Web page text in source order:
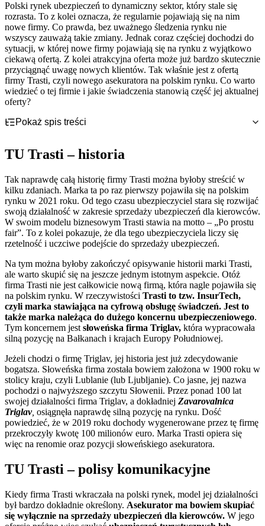
Polski rynek ubezpieczeń to dynamiczny sektor, który stale się
rozrasta. To z kolei oznacza, że regularnie pojawiają się na nim
nowe firmy. Co prawda, bez uważnego śledzenia rynku nie
wszyscy zauważą takie zmiany. Jednak coraz częściej dochodzi do
sytuacji, w której nowe firmy pojawiają się na rynku z wyjątkowo
ciekawą ofertą. Z kolei atrakcyjna oferta może już bardzo skutecznie
przyciągnąć uwagę nowych klientów. Tak właśnie jest z ofertą
firmy Trasti, czyli nowego asekuratora na polskim rynku. Co warto
wiedzieć o tej firmie i jakie świadczenia stanowią część jej aktualnej
oferty?
Pokaż spis treści
Co wyróżnia firmę Trasti?
Jak przebiega zgłoszenie i likwidacja szkody w Trasti?
Wypowiedzenie OC Trasti
TU Trasti – historia
Tak naprawdę całą historię firmy Trasti można byłoby streścić w
kilku zdaniach. Marka ta po raz pierwszy pojawiła się na polskim
rynku w 2021 roku. Od tego czasu ubezpieczyciel stara się rozwijać
swoją działalność w zakresie sprzedaży ubezpieczeń dla kierowców.
W swoim modelu biznesowym Trasti stawia na motto – „Po prostu
fair”. To z kolei pokazuje, że dla tego ubezpieczyciela liczy się
rzetelność i uczciwe podejście do sprzedaży ubezpieczeń.
Na tym można byłoby zakończyć opisywanie historii marki Trasti,
ale warto skupić się na jeszcze jednym istotnym aspekcie. Otóż
firma Trasti nie jest całkowicie nową firmą, która nagle pojawiła się
na polskim rynku. W rzeczywistości Trasti to tzw. InsurTech,
czyli marka stawiająca na cyfrową obsługę świadczeń. Jest to
także marka należąca do dużego koncernu ubezpieczeniowego.
Tym koncernem jest słoweńska firma Triglav, która wypracowała
silną pozycję na Bałkanach i krajach Europy Południowej.
Jeżeli chodzi o firmę Triglav, jej historia jest już zdecydowanie
bogatsza. Słoweńska firma została bowiem założona w 1900 roku w
stolicy kraju, czyli Lublanie (lub Ljubljanie). Co jasne, jej nazwa
pochodzi o najwyższego szczytu Słowenii. Przez ponad 100 lat
swojej działalności firma Triglav, a dokładniej Zavarovalnica
Triglav, osiągnęła naprawdę silną pozycję na rynku. Dość
powiedzieć, że w 2019 roku dochody wygenerowane przez tę firmę
przekroczyły kwotę 100 milionów euro. Marka Trasti opiera się
więc na renomie oraz pozycji słoweńskiego asekuratora.
TU Trasti – polisy komunikacyjne
Kiedy firma Trasti wkraczała na polski rynek, model jej działalności
był bardzo dokładnie określony. Asekurator ma bowiem skupiać
się wyłącznie na sprzedaży ubezpieczeń dla kierowców. W jego